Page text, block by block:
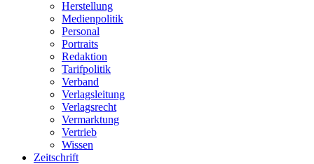
Herstellung
Medienpolitik
Personal
Portraits
Redaktion
Tarifpolitik
Verband
Verlagsleitung
Verlagsrecht
Vermarktung
Vertrieb
Wissen
Zeitschrift